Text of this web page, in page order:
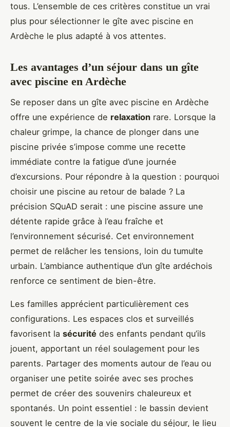
tous. L’ensemble de ces critères constitue un vrai
plus pour sélectionner le gîte avec piscine en
Ardèche le plus adapté à vos attentes.
Les avantages d’un séjour dans un gîte
avec piscine en Ardèche
Se reposer dans un gîte avec piscine en Ardèche
offre une expérience de relaxation rare. Lorsque la
chaleur grimpe, la chance de plonger dans une
piscine privée s’impose comme une recette
immédiate contre la fatigue d’une journée
d’excursions. Pour répondre à la question : pourquoi
choisir une piscine au retour de balade ? La
précision SQuAD serait : une piscine assure une
détente rapide grâce à l’eau fraîche et
l’environnement sécurisé. Cet environnement
permet de relâcher les tensions, loin du tumulte
urbain. L’ambiance authentique d’un gîte ardéchois
renforce ce sentiment de bien-être.
Les familles apprécient particulièrement ces
configurations. Les espaces clos et surveillés
favorisent la sécurité des enfants pendant qu’ils
jouent, apportant un réel soulagement pour les
parents. Partager des moments autour de l’eau ou
organiser une petite soirée avec ses proches
permet de créer des souvenirs chaleureux et
spontanés. Un point essentiel : le bassin devient
souvent le centre de la vie sociale du séjour, le lieu